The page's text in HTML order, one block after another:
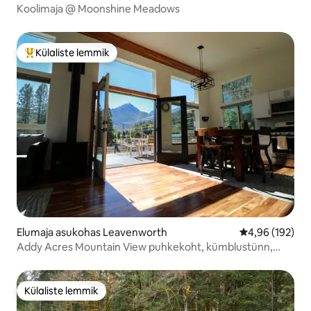
Koolimaja @ Moonshine Meadows
Külaliste suur lemmik
Külaliste lemmik
Elumaja asukohas Leavenworth Keskmine
4,96 (192)
Addy Acres Mountain View puhkekoht, kümblustünn,
Külaliste lemmik
Külaliste lemmik